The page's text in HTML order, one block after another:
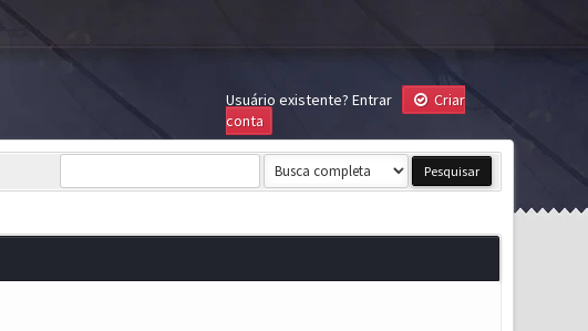
Usuário existente? Entrar
Criar
conta